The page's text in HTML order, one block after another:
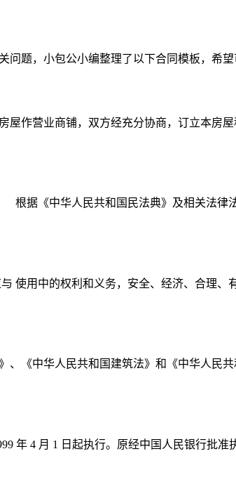
题，小包公小编整理了以下合同模板，希望
作营业商铺，双方经充分协商，订立本房
中华人民共和国民法典》及相关法律法
使用中的权利和义务，安全、经济、合理、
中华人民共和国建筑法》和《中华人民共
年 4 月 1 日起执行。原经中国人民银行批